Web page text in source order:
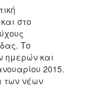
στο
Το
ημερών και
2015.
των νέων